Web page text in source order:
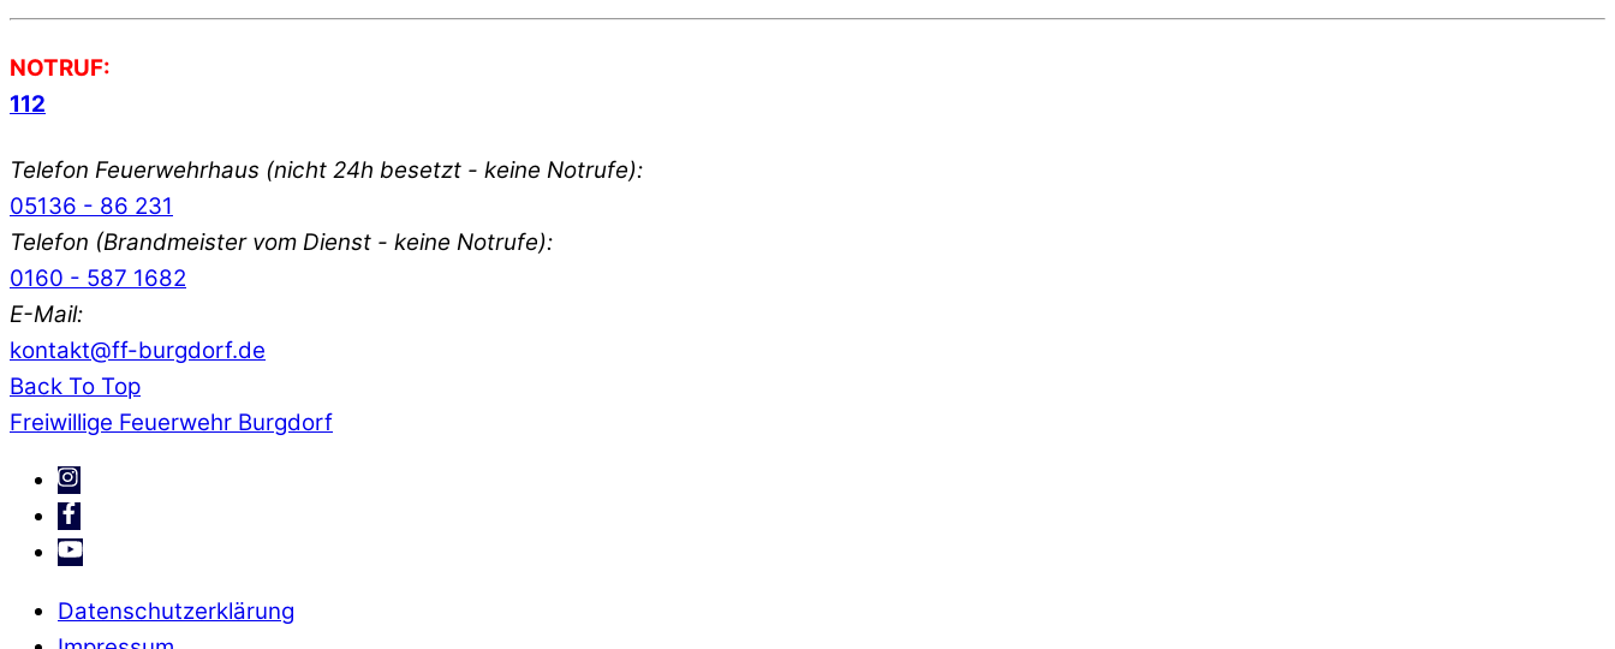
NOTRUF:
112
Telefon Feuerwehrhaus (nicht 24h besetzt - keine Notrufe):
05136 - 86 231
Telefon (Brandmeister vom Dienst - keine Notrufe):
0160 - 587 1682
E-Mail:
kontakt@ff-burgdorf.de
Back To Top
Freiwillige Feuerwehr Burgdorf
Datenschutzerklärung